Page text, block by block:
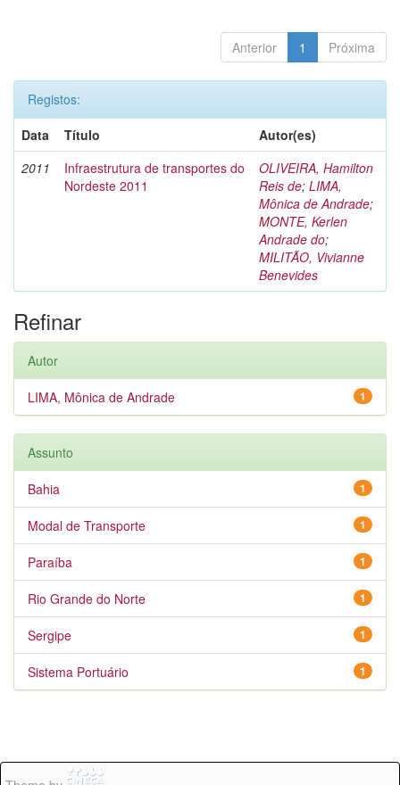
Anterior 1 Próxima
Registos:
Data
Título
Autor(es)
2011
Infraestrutura de transportes do
Nordeste 2011
OLIVEIRA, Hamilton
Reis de; LIMA,
Mônica de Andrade;
MONTE, Kerlen
Andrade do;
MILITÃO, Vivianne
Benevides
Refinar
Autor
1
LIMA, Mônica de Andrade
Assunto
1
Bahia
1
Modal de Transporte
1
Paraíba
1
Rio Grande do Norte
1
Sergipe
1
Sistema Portuário